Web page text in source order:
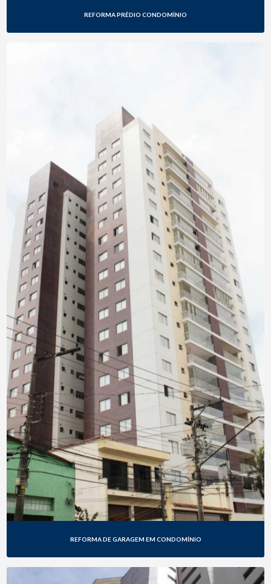
REFORMA PRÉDIO CONDOMÍNIO
REFORMA DE GARAGEM EM CONDOMÍNIO